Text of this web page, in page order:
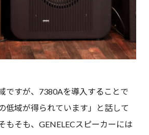
ですが、7380Aを導入することで
低域が得られています」と話して
もそも、GENELECスピーカーには